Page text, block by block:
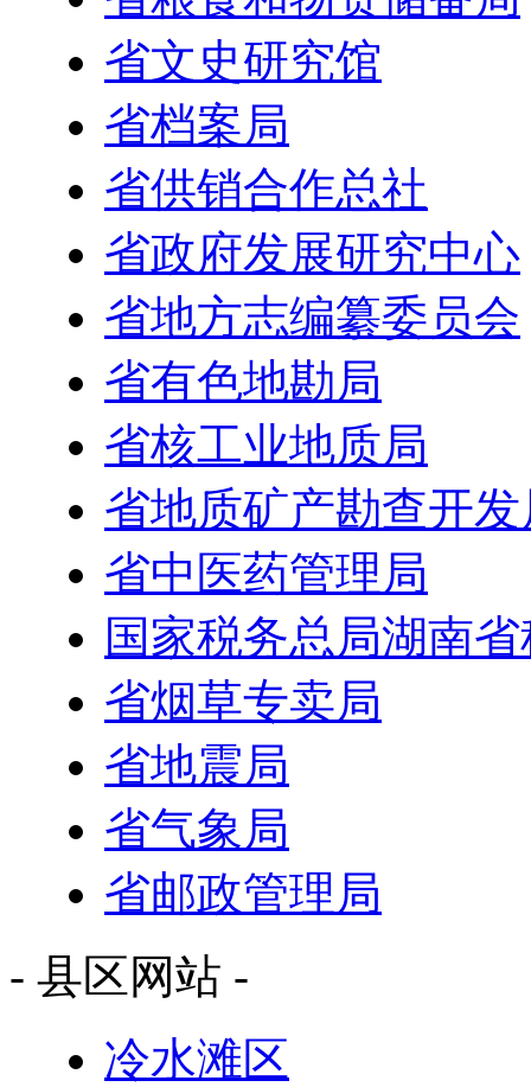
省文史研究馆
省档案局
省供销合作总社
省政府发展研究中心
省地方志编纂委员会
省有色地勘局
省核工业地质局
省地质矿产勘查开发
省中医药管理局
国家税务总局湖南
省烟草专卖局
省地震局
省气象局
省邮政管理局
- 县区网站 -
冷水滩区